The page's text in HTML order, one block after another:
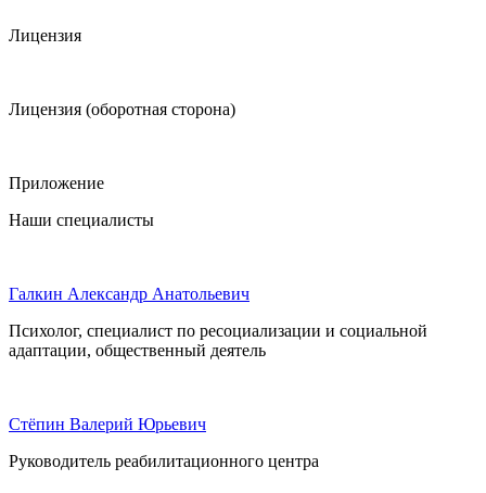
Лицензия
Лицензия (оборотная сторона)
Приложение
Наши специалисты
Галкин Александр Анатольевич
Психолог, специалист по ресоциализации и социальной
адаптации, общественный деятель
Стёпин Валерий Юрьевич
Руководитель реабилитационного центра